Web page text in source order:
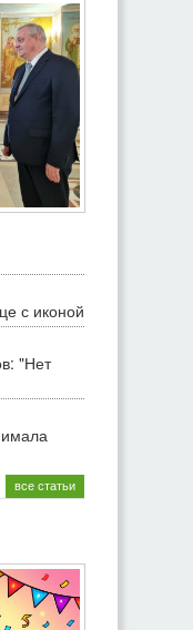
с иконой
"Нет
все статьи